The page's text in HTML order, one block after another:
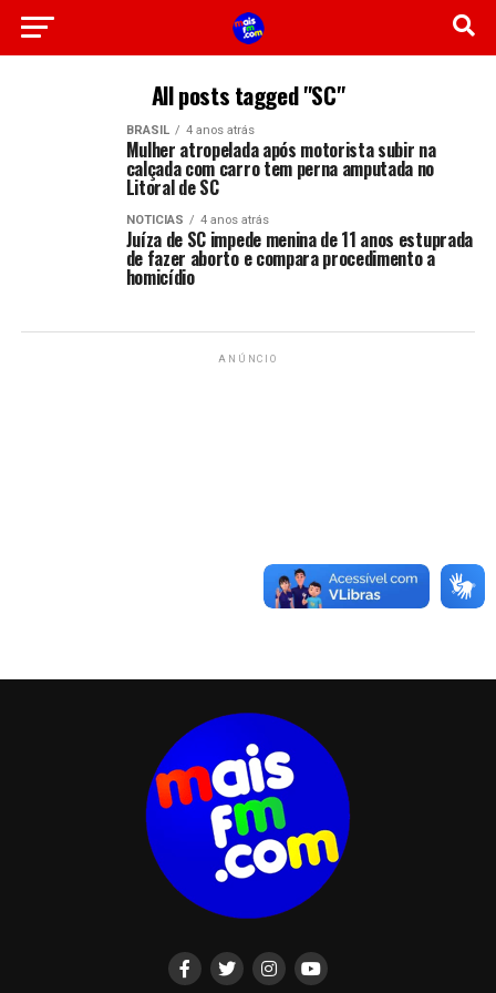
All posts tagged "SC"
BRASIL 4 anos atrás
Mulher atropelada após motorista subir na
calçada com carro tem perna amputada no
Litoral de SC
NOTICIAS 4 anos atrás
Juíza de SC impede menina de 11 anos estuprada
de fazer aborto e compara procedimento a
homicídio
ANÚNCIO